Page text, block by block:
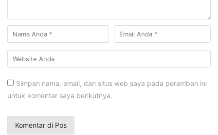
Simpan nama, email, dan situs web saya pada peramban ini
untuk komentar saya berikutnya.